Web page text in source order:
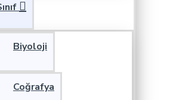
Biyoloji
Coğrafya